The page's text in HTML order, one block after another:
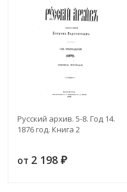
Русский архив. 5-8. Год 14.
1876 год. Книга 2
от 2 198 ₽